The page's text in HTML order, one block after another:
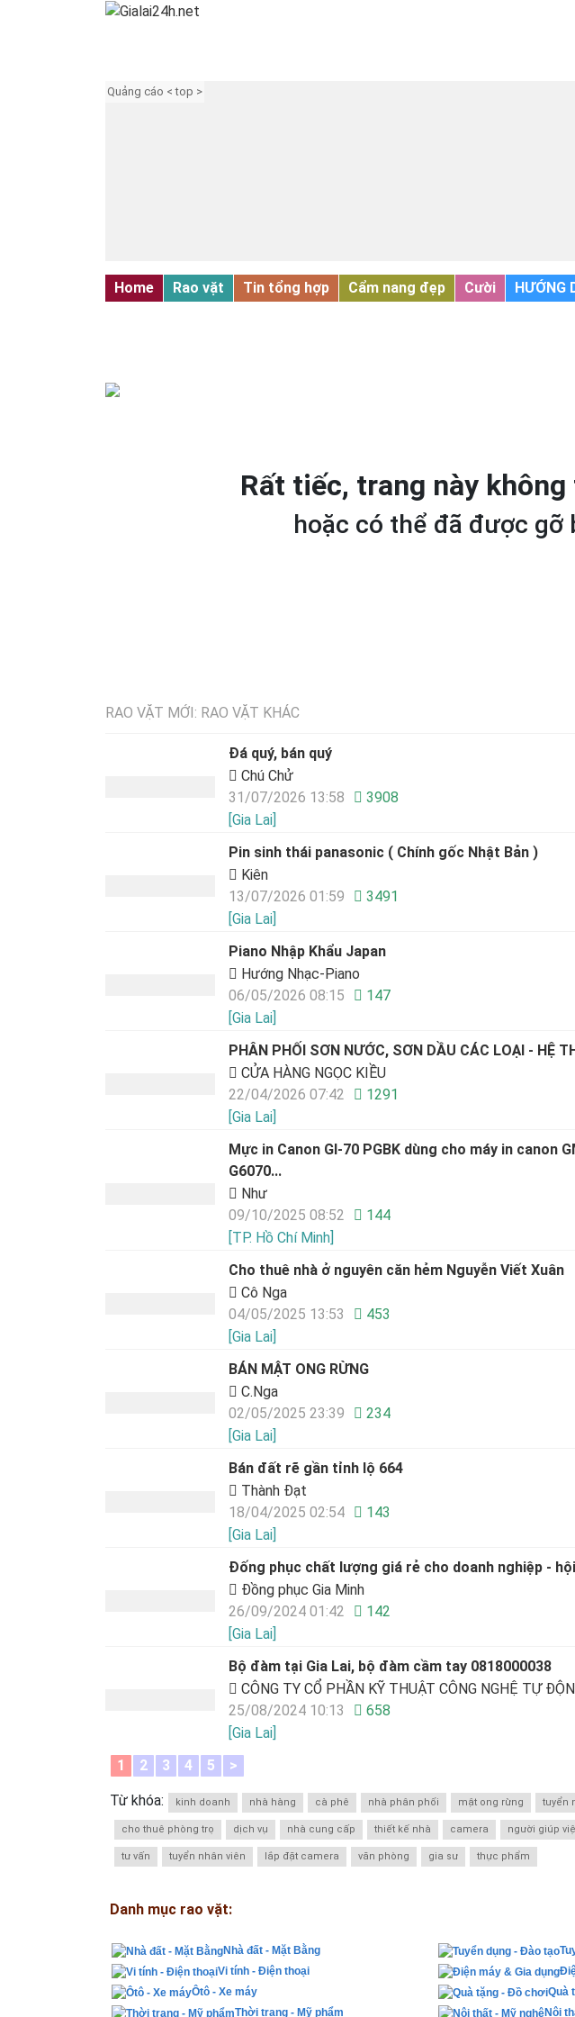
Quảng cáo < top >
Home Rao vặt Tin tổng hợp Cẩm nang đẹp Cười HƯỚNG
Rất tiếc, trang này
hoặc có thể đã được gỡ
RAO VẶT MỚI: RAO VẶT KHÁC
Đá quý, bán quý
Chú Chử
31/07/2026 13:58
3908
[Gia Lai]
Pin sinh thái panasonic ( Chính gốc Nhật Bản )
Kiên
13/07/2026 01:59
3491
[Gia Lai]
Piano Nhập Khẩu Japan
Hướng Nhạc-Piano
06/05/2026 08:15
147
[Gia Lai]
PHÂN PHỐI SƠN NƯỚC, SƠN DẦU CÁC LOẠI - HỆ
CỬA HÀNG NGỌC KIỀU
22/04/2026 07:42
1291
[Gia Lai]
Mực in Canon GI-70 PGBK dùng cho máy in canon
G6070...
Như
09/10/2025 08:52
144
[TP. Hồ Chí Minh]
Cho thuê nhà ở nguyên căn hẻm Nguyễn Viết Xuân
Cô Nga
04/05/2025 13:53
453
[Gia Lai]
BÁN MẬT ONG RỪNG
C.Nga
02/05/2025 23:39
234
[Gia Lai]
Bán đất rẽ gần tỉnh lộ 664
Thành Đạt
18/04/2025 02:54
143
[Gia Lai]
Đống phục chất lượng giá rẻ cho doanh nghiệp -
Đồng phục Gia Minh
26/09/2024 01:42
142
[Gia Lai]
Bộ đàm tại Gia Lai, bộ đàm cầm tay 0818000038
CÔNG TY CỔ PHẦN KỸ THUẬT CÔNG NGHỆ TỰ
25/08/2024 10:13
658
[Gia Lai]
1
2 3 4 5 >
Từ khóa: kinh doanh nhà hàng cà phê nhà phân phối mật ong rừng tuyển
cho thuê phòng trọ dịch vụ nhà cung cấp thiết kế nhà camera người giúp
tư vấn tuyển nhân viên lắp đặt camera văn phòng gia sư thực phẩm
Danh mục rao vặt:
Nhà đất - Mặt Bằng
Vi tính - Điện thoại
Ôtô - Xe máy
Quà
Thời trang - Mỹ phẩm
Nội